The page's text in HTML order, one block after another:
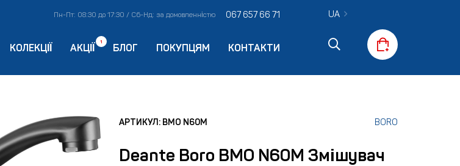
Пн-Пт: 08:30 до 17:30 / Сб-Нд: за домовленністю 067 657 66 71
КОЛЕКЦІЇ АКЦІЇ
1
БЛОГ ПОКУПЦЯМ КОНТАКТИ
UA
АРТИКУЛ: BMO N60M BORO
Deante Boro BMO N60M Змішувач